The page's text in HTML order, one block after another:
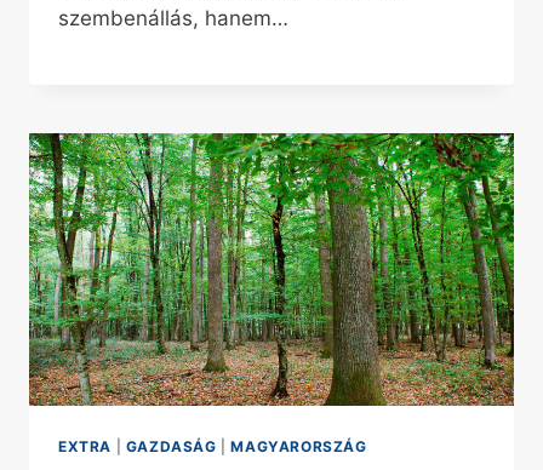
szembenállás, hanem…
EXTRA GAZDASÁG |MAGYARORSZÁG